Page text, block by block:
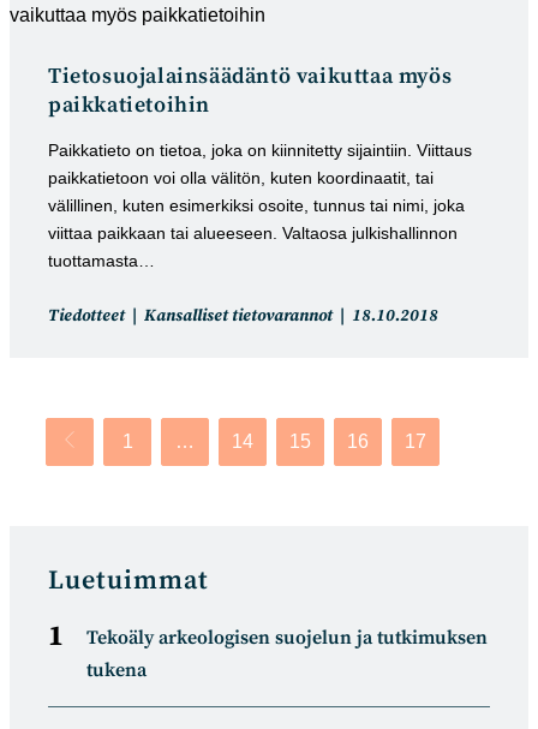
Tietosuojalainsäädäntö vaikuttaa myös
paikkatietoihin
Paikkatieto on tietoa, joka on kiinnitetty sijaintiin. Viittaus
paikkatietoon voi olla välitön, kuten koordinaatit, tai
välillinen, kuten esimerkiksi osoite, tunnus tai nimi, joka
viittaa paikkaan tai alueeseen. Valtaosa julkishallinnon
tuottamasta…
Artikkelin
Tiedotteet Kansalliset tietovarannot
Artikkeli
18.10.2018
Siirry edelliselle sivulle
1 … 14 15 16 17
Luetuimmat
Tekoäly arkeologisen suojelun ja tutkimuksen
tukena